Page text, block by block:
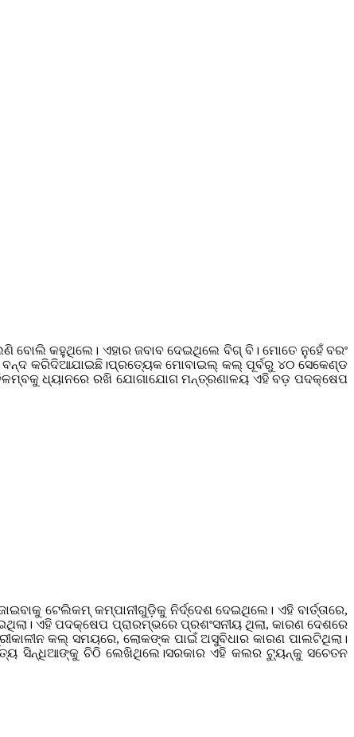
କହୁଥିଲେ। ଏହାର ଜବାବ ଦେଇଥିଲେ ବିଗ୍‌ ବି। ମୋତେ ନୁହେଁ ବରଂ
କରିଦିଆଯାଇଛି।ପ୍ରତ୍ୟେକ ମୋବାଇଲ୍ କଲ୍ ପୂର୍ବରୁ ୪୦ ସେକେଣ୍ଡ
ଧ୍ୟାନରେ ରଖି ଯୋଗାଯୋଗ ମନ୍ତ୍ରଣାଳୟ ଏହି ବଡ଼ ପଦକ୍ଷେପ
ଟେଲିକମ୍ କମ୍ପାନୀଗୁଡ଼ିକୁ ନିର୍ଦ୍ଦେଶ ଦେଇଥିଲେ। ଏହି ବାର୍ତ୍ତାରେ,
ଏହି ପଦକ୍ଷେପ ପ୍ରାରମ୍ଭରେ ପ୍ରଶଂସନୀୟ ଥିଲା, କାରଣ ଦେଶରେ
କଲ୍ ସମୟରେ, ଲୋକଙ୍କ ପାଇଁ ଅସୁବିଧାର କାରଣ ପାଲଟିଥିଲା।
ସିନ୍ଧିଆଙ୍କୁ ଚିଠି ଲେଖିଥିଲେ।ସରକାର ଏହି କଲର ଟ୍ୟୁନ୍‌କୁ ସଚେତନ